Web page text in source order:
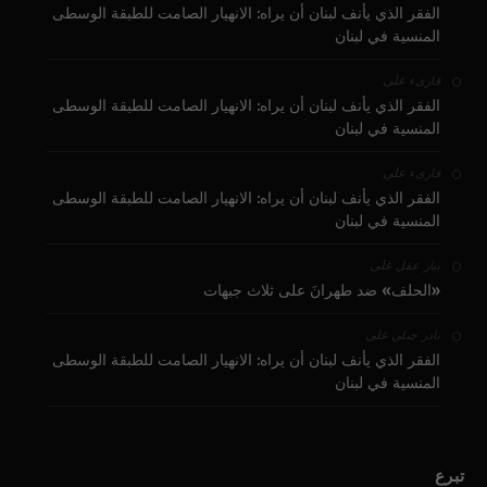
الفقر الذي يأنف لبنان أن يراه: الانهيار الصامت للطبقة الوسطى
المنسية في لبنان
قارىء على
الفقر الذي يأنف لبنان أن يراه: الانهيار الصامت للطبقة الوسطى
المنسية في لبنان
قارىء على
الفقر الذي يأنف لبنان أن يراه: الانهيار الصامت للطبقة الوسطى
المنسية في لبنان
بيار عقل على
«الحلف» ضد طهرانَ على ثلاث جبهات
نادر جبلي على
الفقر الذي يأنف لبنان أن يراه: الانهيار الصامت للطبقة الوسطى
المنسية في لبنان
تبرع